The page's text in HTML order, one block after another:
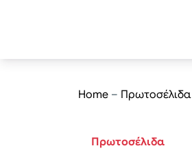
Home – Πρωτοσέλιδα
Πρωτοσέλιδα